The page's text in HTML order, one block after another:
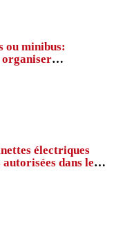
ou minibus:
organiser
en France
électriques
dans le